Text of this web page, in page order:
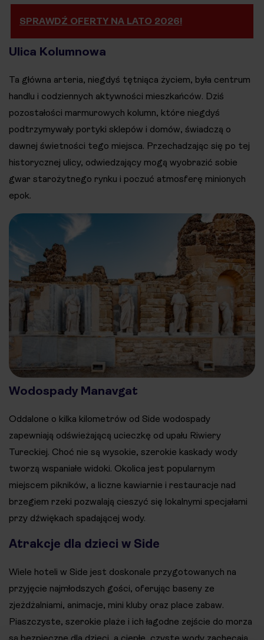
SPRAWDŹ OFERTY NA LATO 2026!
Ulica Kolumnowa
Ta główna arteria, niegdyś tętniąca życiem, była centrum
handlu i codziennych aktywności mieszkańców. Dziś
pozostałości marmurowych kolumn, które niegdyś
podtrzymywały portyki sklepów i domów, świadczą o
dawnej świetności tego miejsca. Przechadzając się po tej
historycznej ulicy, odwiedzający mogą wyobrazić sobie
gwar starożytnego rynku i poczuć atmosferę minionych
epok.
Wodospady Manavgat
Oddalone o kilka kilometrów od Side wodospady
zapewniają odświeżającą ucieczkę od upału Riwiery
Tureckiej. Choć nie są wysokie, szerokie kaskady wody
tworzą wspaniałe widoki. Okolica jest popularnym
miejscem pikników, a liczne kawiarnie i restauracje nad
brzegiem rzeki pozwalają cieszyć się lokalnymi specjałami
przy dźwiękach spadającej wody.
Atrakcje dla dzieci w Side
Wiele hoteli w Side jest doskonale przygotowanych na
przyjęcie najmłodszych gości, oferując baseny ze
zjeżdżalniami, animacje, mini kluby oraz place zabaw.
Piaszczyste, szerokie plaże i ich łagodne zejście do morza